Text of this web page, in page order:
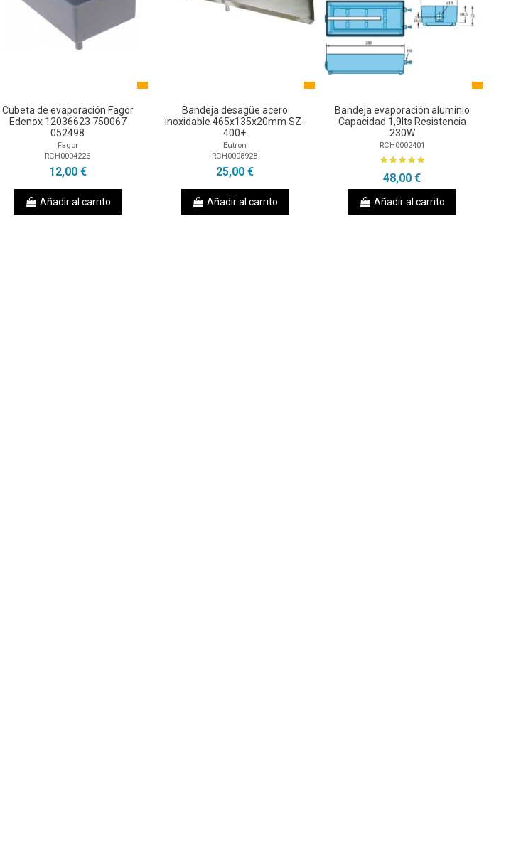
Cubeta de evaporación Fagor
Edenox 12036623 750067
052498
Fagor
RCH0004226
12,00 €
Añadir al carrito
Bandeja desagüe acero
inoxidable 465x135x20mm SZ-
400+
Eutron
RCH0008928
25,00 €
Añadir al carrito
Bandeja evaporación aluminio
Capacidad 1,9lts Resistencia
230W
RCH0002401
48,00 €
Añadir al carrito